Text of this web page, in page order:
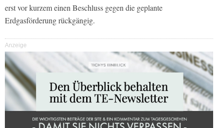
erst vor kurzem einen Beschluss gegen die geplante
Erdgasförderung rückgängig.
Anzeige